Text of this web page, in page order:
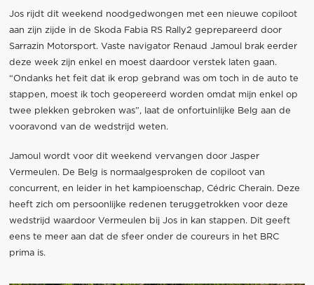
Jos rijdt dit weekend noodgedwongen met een nieuwe copiloot
aan zijn zijde in de Skoda Fabia RS Rally2 geprepareerd door
Sarrazin Motorsport. Vaste navigator Renaud Jamoul brak eerder
deze week zijn enkel en moest daardoor verstek laten gaan.
“Ondanks het feit dat ik erop gebrand was om toch in de auto te
stappen, moest ik toch geopereerd worden omdat mijn enkel op
twee plekken gebroken was”, laat de onfortuinlijke Belg aan de
vooravond van de wedstrijd weten.
Jamoul wordt voor dit weekend vervangen door Jasper
Vermeulen. De Belg is normaalgesproken de copiloot van
concurrent, en leider in het kampioenschap, Cédric Cherain. Deze
heeft zich om persoonlijke redenen teruggetrokken voor deze
wedstrijd waardoor Vermeulen bij Jos in kan stappen. Dit geeft
eens te meer aan dat de sfeer onder de coureurs in het BRC
prima is.